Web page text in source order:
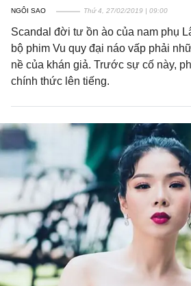
NGÔI SAO Thứ 4, 27/02/2019 | 09:00
Scandal đời tư ồn ào của nam phụ
bộ phim Vu quy đại náo vấp phải
nề của khán giả. Trước sự cố này,
chính thức lên tiếng.